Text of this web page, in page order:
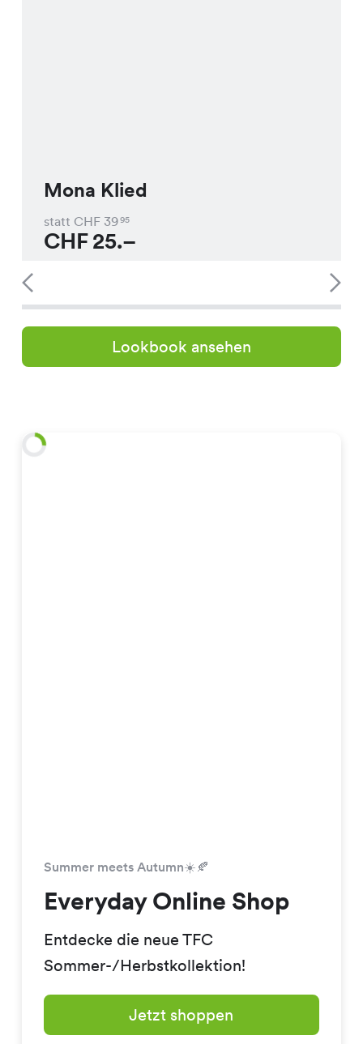
Mona Klied
statt CHF 3995
CHF25.–
Lookbook ansehen
Summer meets Autumn☀️🍂
Everyday Online Shop
Entdecke die neue TFC
Sommer-/Herbstkollektion!
Jetzt shoppen